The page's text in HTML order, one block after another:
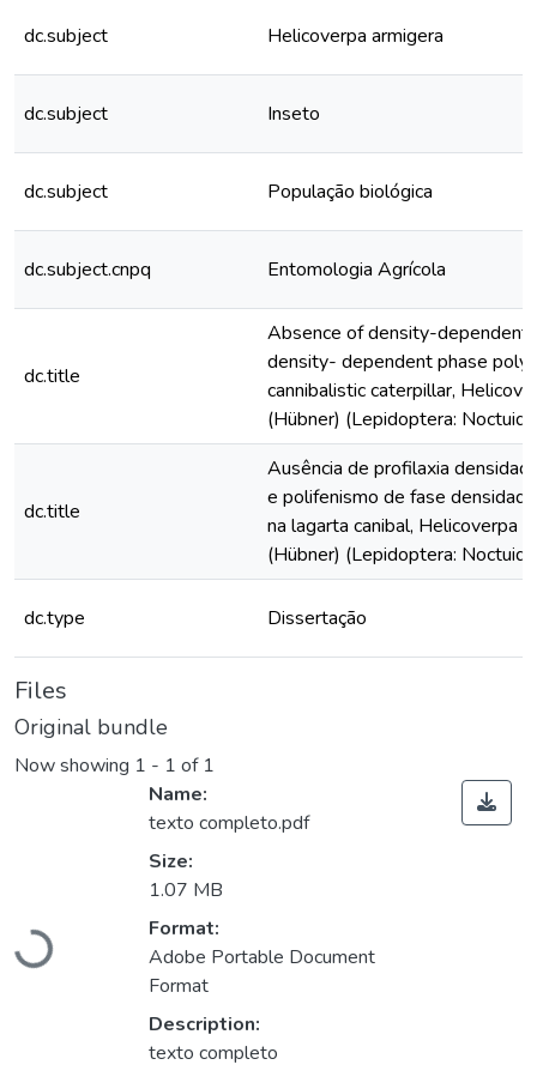
dc.subject Helicoverpa armigera
dc.subject Inseto
dc.subject População biológica
dc.subject.cnpq Entomologia Agrícola
dc.title
Absence of density-dependent
density- dependent phase
cannibalistic caterpillar,
(Hübner) (Lepidoptera:
dc.title
Ausência de profilaxia
e polifenismo de fase
na lagarta canibal, Helicoverpa
(Hübner) (Lepidoptera:
dc.type Dissertação
Files
Original bundle
Now showing 1 - 1 of 1
Loading...
Name:
texto completo.pdf
Size:
1.07 MB
Format:
Adobe Portable Document
Format
Description:
texto completo